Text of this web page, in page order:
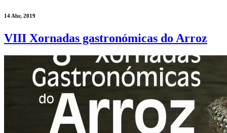
14 Abr, 2019
VIII Xornadas gastronómicas do Arroz